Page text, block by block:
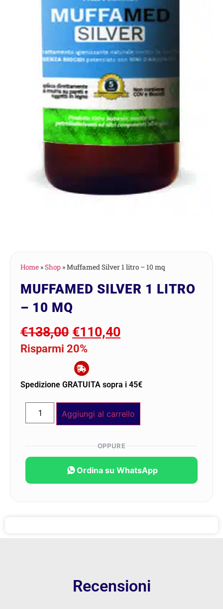
Home »Shop »Muffamed Silver 1 litro – 10 mq
MUFFAMED SILVER 1 LITRO
– 10 MQ
€138,00 €110,40
Risparmi 20%
Spedizione GRATUITA sopra i 45€
Aggiungi al carrello
OPPURE
Ordina su WhatsApp
Recensioni